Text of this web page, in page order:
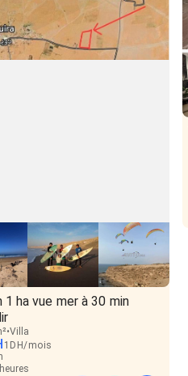
1 ha vue mer à 30 min
Villa
1 DH/mois